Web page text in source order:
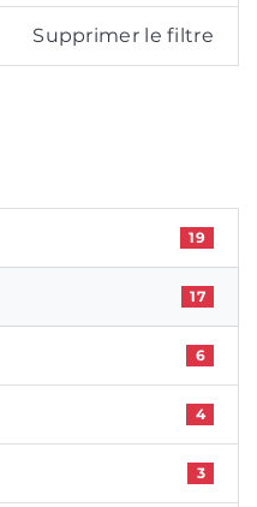
Supprimer le filtre
19
17
6
4
3